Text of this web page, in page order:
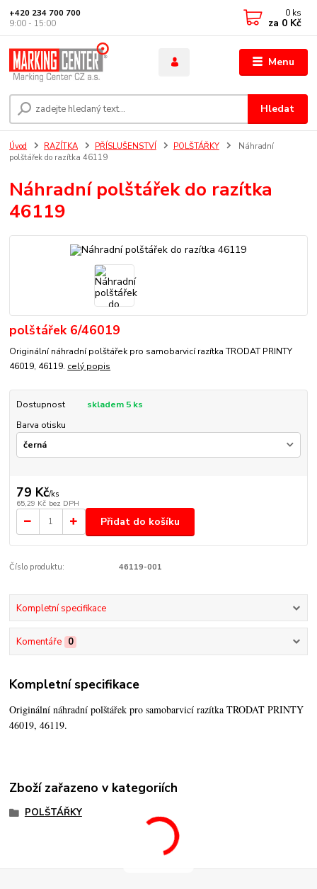
Menu
Hledat
+420 234 700 700
9:00 - 15:00
0 ks
za 0 Kč
Úvod RAZÍTKA PŘÍSLUŠENSTVÍ POLŠTÁŘKY
Náhradní
polštářek do razítka 46119
Náhradní polštářek do razítka
46119
polštářek 6/46019
Originální náhradní polštářek pro samobarvicí razítka TRODAT PRINTY
46019, 46119. celý popis
Dostupnost
skladem 5 ks
Barva otisku
79 Kč/ks
65,29 Kč bez DPH
Přidat do košíku
Číslo produktu: 46119-001
Kompletní specifikace
Komentáře 0
Kompletní specifikace
Originální náhradní polštářek pro samobarvicí razítka TRODAT PRINTY
46019, 46119.
Zboží zařazeno v kategoriích
POLŠTÁŘKY